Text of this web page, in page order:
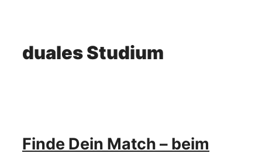
duales Studium
Finde Dein Match – beim